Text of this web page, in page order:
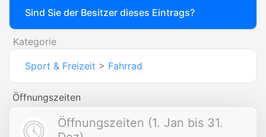
Sind Sie der Besitzer dieses Eintrags?
Kategorie
Sport & Freizeit > Fahrrad
Öffnungszeiten
Öffnungszeiten (1. Jan bis 31.